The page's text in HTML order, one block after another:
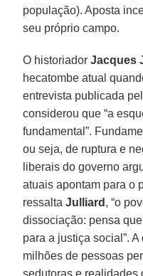
população). Aposta
seu próprio campo.
O historiadorJacques
hecatombe atual
entrevista publicada
considerou que “a
fundamental”.
ou seja, de ruptura e
liberais do governo
atuais apontam para o
ressaltaJulliard , “o
dissociação: pensa
para a justiça social”.
milhões de pessoas
sedutoras e realidades